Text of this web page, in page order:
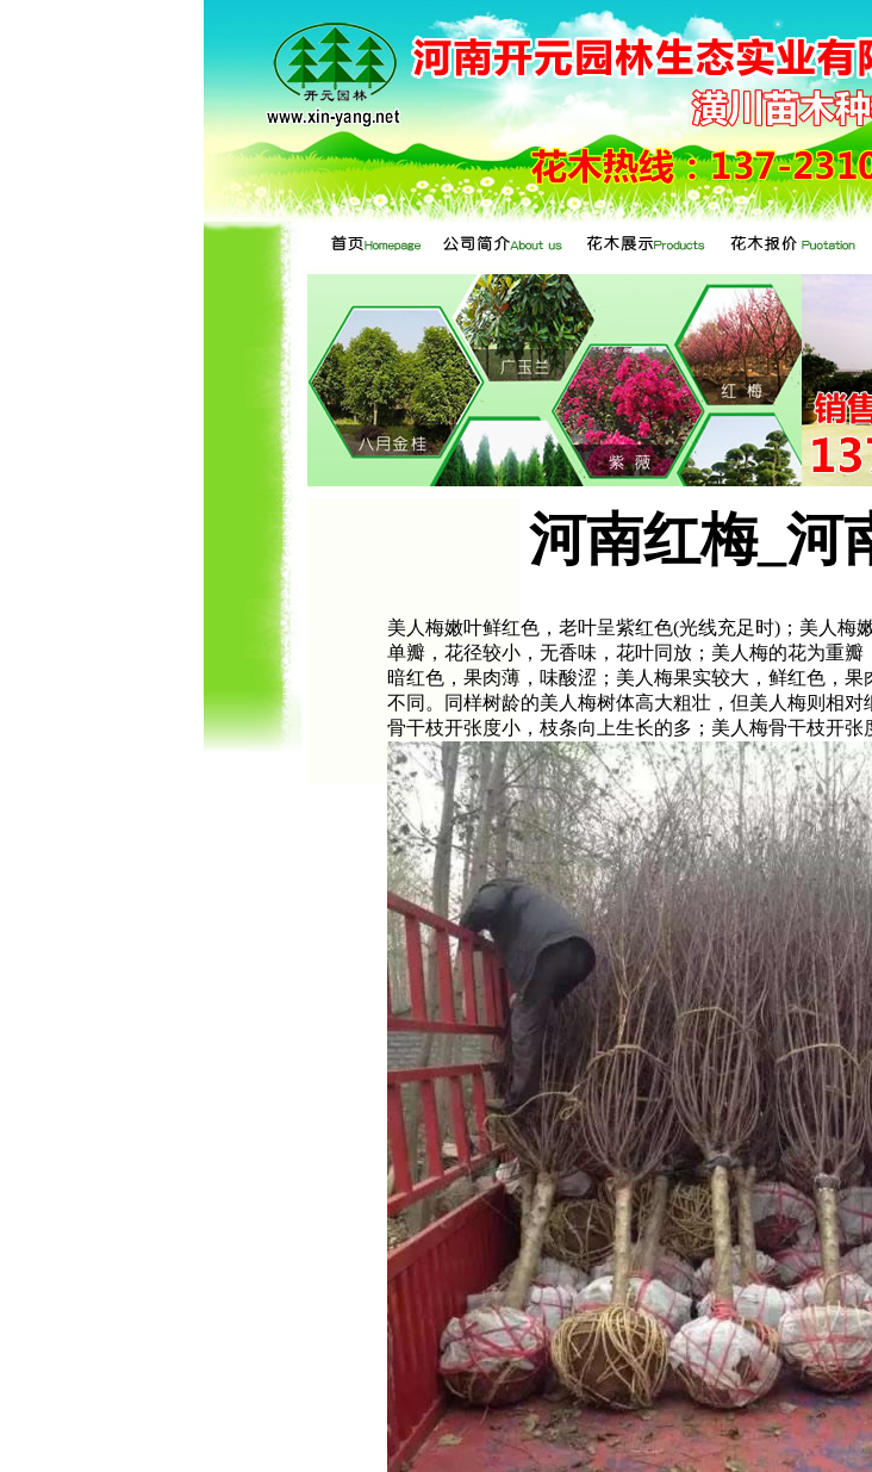
河南红梅_河
美人梅嫩叶鲜红色，老叶呈紫红色(光线充足时)；美人梅
单瓣，花径较小，无香味，花叶同放；美人梅的花为重瓣
暗红色，果肉薄，味酸涩；美人梅果实较大，鲜红色，
不同。同样树龄的美人梅树体高大粗壮，但美人梅则相
骨干枝开张度小，枝条向上生长的多；美人梅骨干枝开张